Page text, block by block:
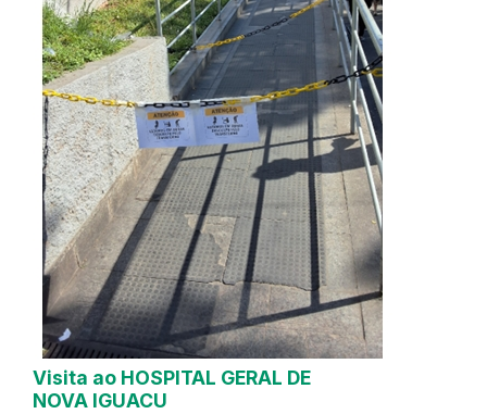
Visita ao HOSPITAL GERAL DE
NOVA IGUACU